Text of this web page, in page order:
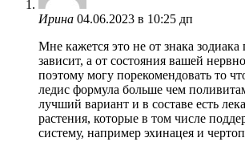
Ирина 04.06.2023 в 10:25 дп
Мне кажется это не от знака зодиака
зависит, а от состояния вашей
поэтому могу порекомендовать то
ледис формула больше чем
лучший вариант и в составе есть
растения, которые в том числе
систему, например эхинацея и